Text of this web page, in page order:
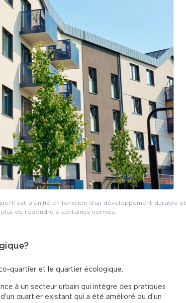
Il est planifié en fonction d’un développement durable et
de répondre à certaines normes.
quartier et le quartier écologique.
à un secteur urbain qui intègre des pratiques
quartier existant qui a été amélioré ou d'un